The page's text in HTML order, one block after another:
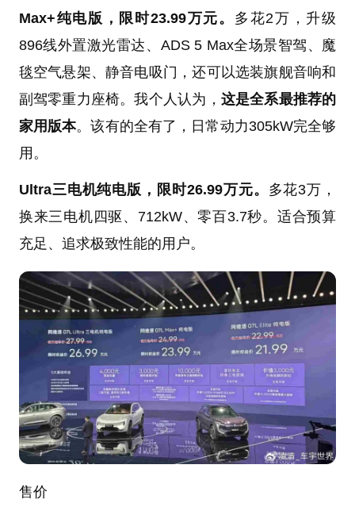
Max+纯电版，限时23.99万元。 多花2万，升级
896线外置激光雷达、ADS 5 Max全场景智驾、魔
毯空气悬架、静音电吸门，还可以选装旗舰音响和
副驾零重力座椅。我个人认为， 这是全系最推荐的
家用版本。该有的全有了，日常动力305kW完全够
用。
Ultra三电机纯电版，限时26.99万元。 多花3万，
换来三电机四驱、712kW、零百3.7秒。适合预算
充足、追求极致性能的用户。
售价